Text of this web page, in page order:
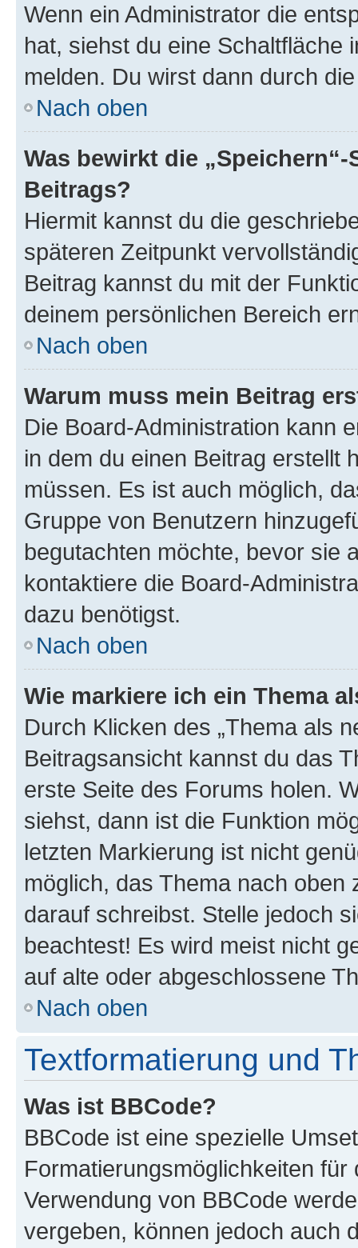
Wenn ein Administrator die
hat, siehst du eine Schaltfläche
melden. Du wirst dann durch
Nach oben
Was bewirkt die
Beitrags?
Hiermit kannst du die
späteren Zeitpunkt
Beitrag kannst du mit der
deinem persönlichen Bereich
Nach oben
Warum muss mein Beitrag
Die Board-Administration kann
in dem du einen Beitrag erstellt
müssen. Es ist auch möglich,
Gruppe von Benutzern
begutachten möchte, bevor sie
kontaktiere die Board-
dazu benötigst.
Nach oben
Wie markiere ich ein Thema
Durch Klicken des „Thema als
Beitragsansicht kannst du das
erste Seite des Forums holen.
siehst, dann ist die Funktion
letzten Markierung ist nicht
möglich, das Thema nach oben
darauf schreibst. Stelle jedoch
beachtest! Es wird meist nicht
auf alte oder abgeschlossene
Nach oben
Textformatierung und
Was ist BBCode?
BBCode ist eine spezielle
Formatierungsmöglichkeiten
Verwendung von BBCode
vergeben, können jedoch auch